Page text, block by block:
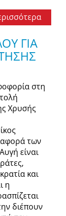
ΓΙΑ
στη
Χρυσής
των
είναι
και
η
διέπουν